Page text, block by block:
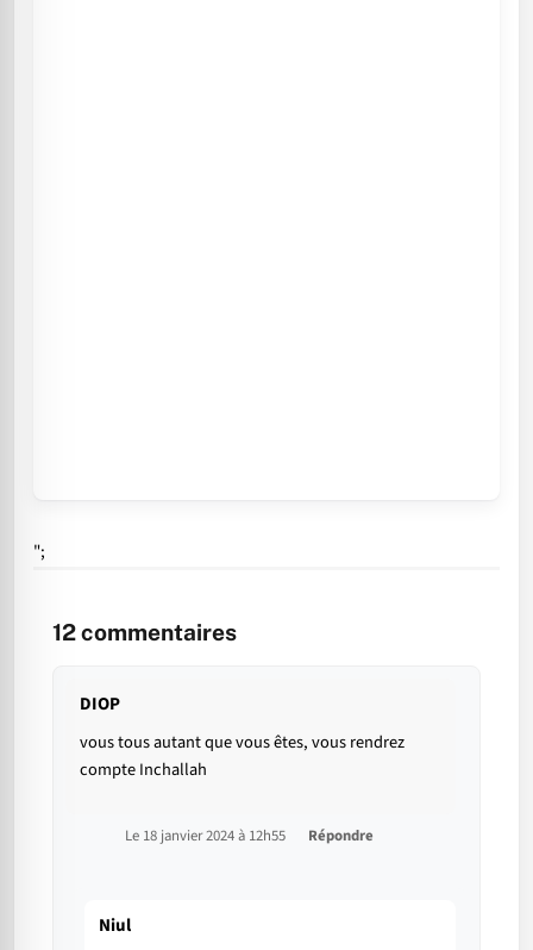
";
12commentaires
DIOP
vous tous autant que vous êtes, vous rendrez
compte Inchallah
Le 18 janvier 2024 à 12h55 Répondre
Niul